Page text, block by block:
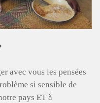
avec vous les pensées
si sensible de
pays ET à